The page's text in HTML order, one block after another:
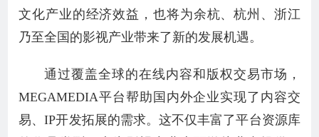
文化产业的经济效益，也将为余杭、杭州、浙江
乃至全国的影视产业带来了新的发展机遇。
通过覆盖全球的在线内容和版权交易市场，
MEGAMEDIA平台帮助国内外企业实现了内容交
易、IP开发拓展的需求。这不仅丰富了平台资源库